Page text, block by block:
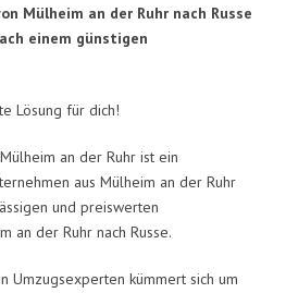
Mülheim an der Ruhr nach Russe
einem günstigen
Lösung für dich!
an der Ruhr ist ein
aus Mülheim an der Ruhr
und preiswerten
an der Ruhr nach Russe.
Umzugsexperten kümmert sich um